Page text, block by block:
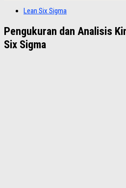
Lean Six Sigma
Pengukuran dan Analisis
Six Sigma